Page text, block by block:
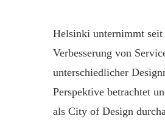
Helsinki unternimmt
Verbesserung von
unterschiedlicher
Perspektive betrachtet
als City of Design